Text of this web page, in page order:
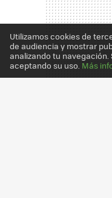
Utilizamos cookies de
de audiencia y mostrar
analizando tu
aceptando su uso. Más